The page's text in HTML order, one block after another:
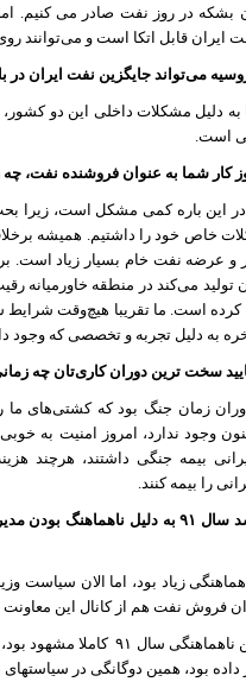
بشکه در روز نفت صادر می کنیم.
ایران قابل اتکا است و می‌توانند
می‌تواند جایگزین نفت ایران در
به دلیل مشکلات داخلی این دو کشور،
است.
کار شما به عنوان فروشنده نفت، چه
این باره کمی مشكل است، زیرا
خاص خود را داشتیم. همیشه
و عرضه نفت خام بسیار زیاد است.
تولید می‌کند در منطقه خاورمیانه
است. ما تقریبا هیچ‌وقت شرایط
به دلیل تجربه و تخصصی که وجود
سخت ترین دوران کاری‌تان چه
زمان جنگ بود که کشتی‌های ما
وجود ندارد، امروز امنیت به
بیمه جنگی داشتند، هرچند
را بیمه کنند.
به نظر می‌رسد سال ٩١ به دلیل
زیاد بود، اما الان
فروش نفت هم از کانال این
ناهماهنگی سال ٩١
کاملا مشهود
داده بود، همین دوگانگی در